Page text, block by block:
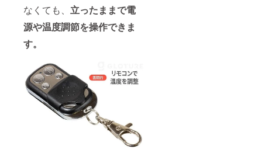
なくても、 立ったままで電
源や温度調節を操作できま
す。